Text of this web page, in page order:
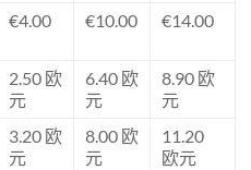
€4.00 €10.00 €14.00
2.50 欧
元
6.40 欧
元
8.90 欧
元
3.20 欧
元
8.00 欧
元
11.20
欧元